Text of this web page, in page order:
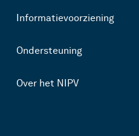
Informatievoorziening
Ondersteuning
Over het NIPV